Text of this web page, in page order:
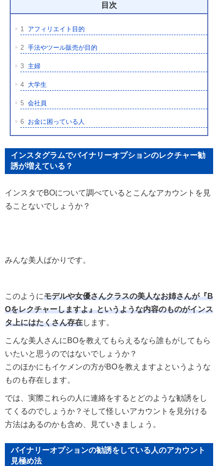
目次
1 アフィリエイト目的
2 手法やツール販売が目的
3 主婦
4 大学生
5 会社員
6 お金に困っている人
インスタグラムでバイナリーオプションのレクチャー勧
誘が増えている？
インスタでBOについて調べているとこんなアカウントを見
ることないでしょうか？
みんな美人ばかりです。
このようにモデルや女優さんクラスの美人なお姉さんが『B
Oをレクチャーしますよ』というような内容のものがインス
タ上にはたくさん存在します。
こんな美人さんにBOを教えてもらえるなら誰もがしてもら
いたいと思うのではないでしょうか？
このほかにもイケメンの方がBOを教えますよというような
ものも存在します。
では、実際これらの人に連絡をするとどのような勧誘をし
てくるのでしょうか？そして怪しいアカウントを見分ける
方法はあるのかも含め、見ていきましょう。
バイナリーオプションの勧誘をしている人のアカウント
見極め法